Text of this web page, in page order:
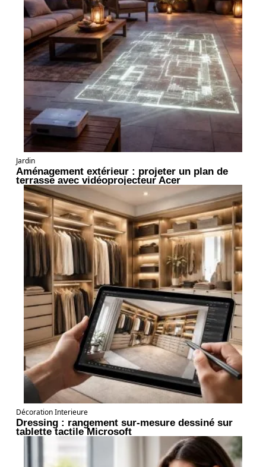
Jardin
Aménagement extérieur : projeter un plan de
terrasse avec vidéoprojecteur Acer
Décoration Interieure
Dressing : rangement sur-mesure dessiné sur
tablette tactile Microsoft